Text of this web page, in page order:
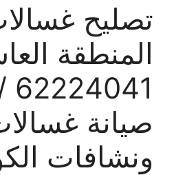
تصليح
المنطقة
صيانة
ونشافات